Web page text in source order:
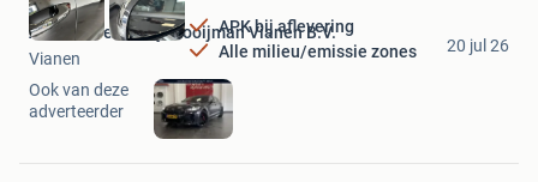
APK bij aflevering
Alle milieu/emissie zones
Automobielbedrijf Kooijman Vianen B.V.
Vianen
20 jul 26
Ook van deze
adverteerder